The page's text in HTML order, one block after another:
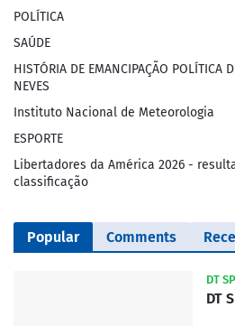
POLÍTICA
SAÚDE
HISTÓRIA DE EMANCIPAÇÃO POLÍTICA
NEVES
Instituto Nacional de Meteorologia
ESPORTE
Libertadores da América 2026 -
classificação
Popular Comments
DT
DT